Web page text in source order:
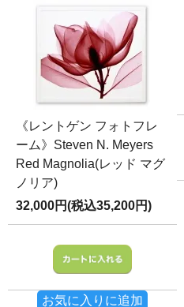
《レントゲン フォトフレ
ーム》Steven N. Meyers
Red Magnolia(レッド マグ
ノリア)
32,000円(税込35,200円)
お気に入りに追加